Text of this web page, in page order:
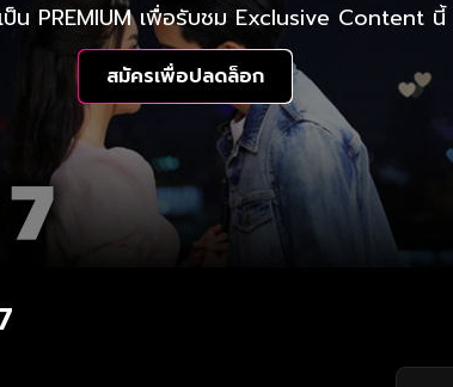
ป็น PREMIUM เพื่อรับชม Exclusive Content นี้
สมัครเพื่อปลดล็อก